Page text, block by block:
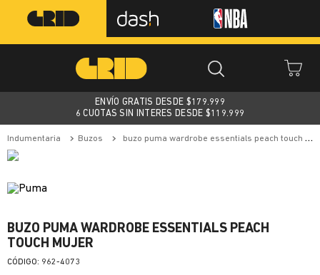
ENVÍO GRATIS DESDE $179.999
6 CUOTAS SIN INTERES DESDE $119.999
indumentaria buzos buzo puma wardrobe essentials peach touch mujer
BUZO PUMA WARDROBE ESSENTIALS PEACH
TOUCH MUJER
: 962-4073